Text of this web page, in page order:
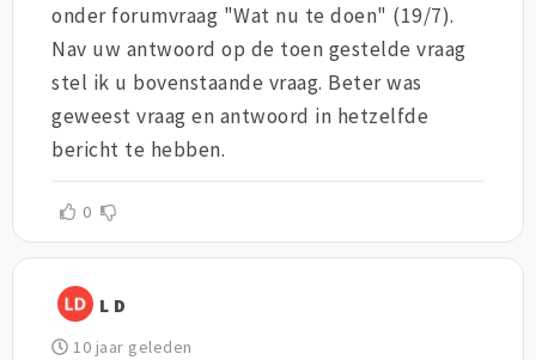
onder forumvraag "Wat nu te doen" (19/7).
Nav uw antwoord op de toen gestelde vraag
stel ik u bovenstaande vraag. Beter was
geweest vraag en antwoord in hetzelfde
bericht te hebben.
0
L D
10 jaar geleden